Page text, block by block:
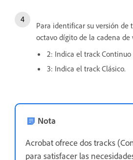
Para identificar su versión de
octavo dígito de la cadena de
2: Indica el track Continuo
3: Indica el track Clásico.
Nota
Acrobat ofrece dos tracks
para satisfacer las